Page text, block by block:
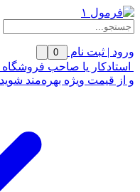
ورود | ثبت نام 0
استادکار یا صاحب فروشگاه
و از قیمت ویژه بهره‌مند شوید